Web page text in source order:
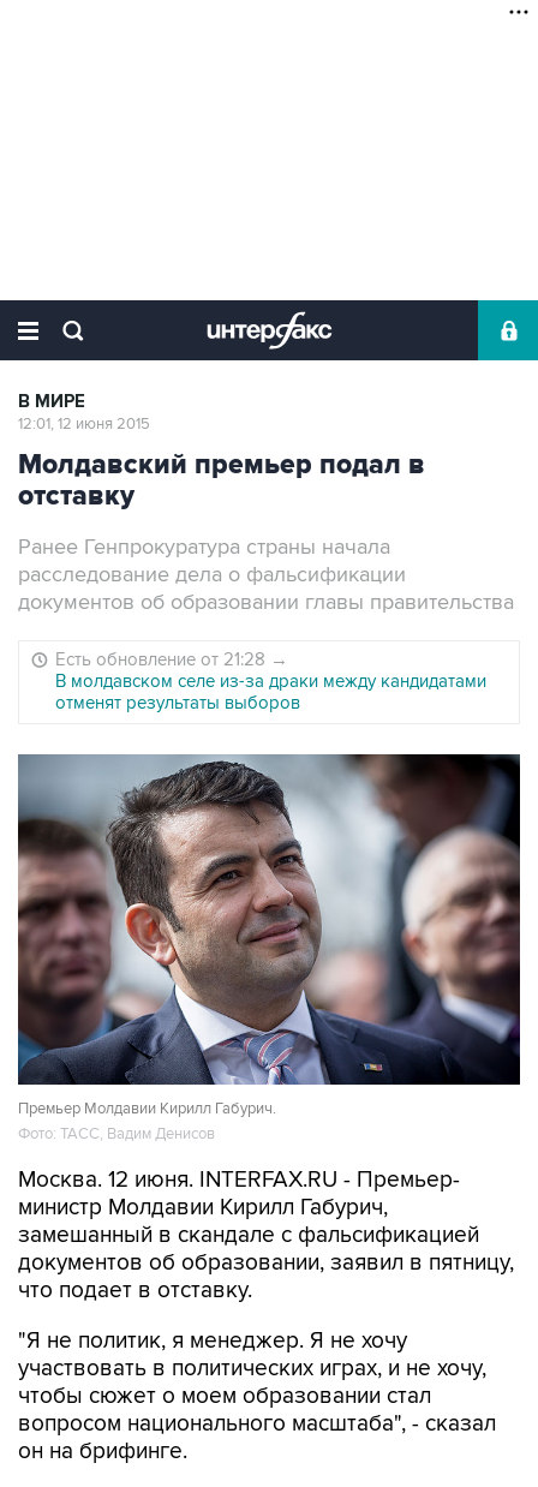
В МИРЕ
12:01, 12 июня 2015
Молдавский премьер подал в
отставку
Ранее Генпрокуратура страны начала
расследование дела о фальсификации
документов об образовании главы правительства
Есть обновление от 21:28 →
В молдавском селе из-за драки между кандидатами
отменят результаты выборов
Премьер Молдавии Кирилл Габурич.
Фото: ТАСС, Вадим Денисов
Москва. 12 июня. INTERFAX.RU - Премьер-
министр Молдавии Кирилл Габурич,
замешанный в скандале с фальсификацией
документов об образовании, заявил в пятницу,
что подает в отставку.
"Я не политик, я менеджер. Я не хочу
участвовать в политических играх, и не хочу,
чтобы сюжет о моем образовании стал
вопросом национального масштаба", - сказал
он на брифинге.